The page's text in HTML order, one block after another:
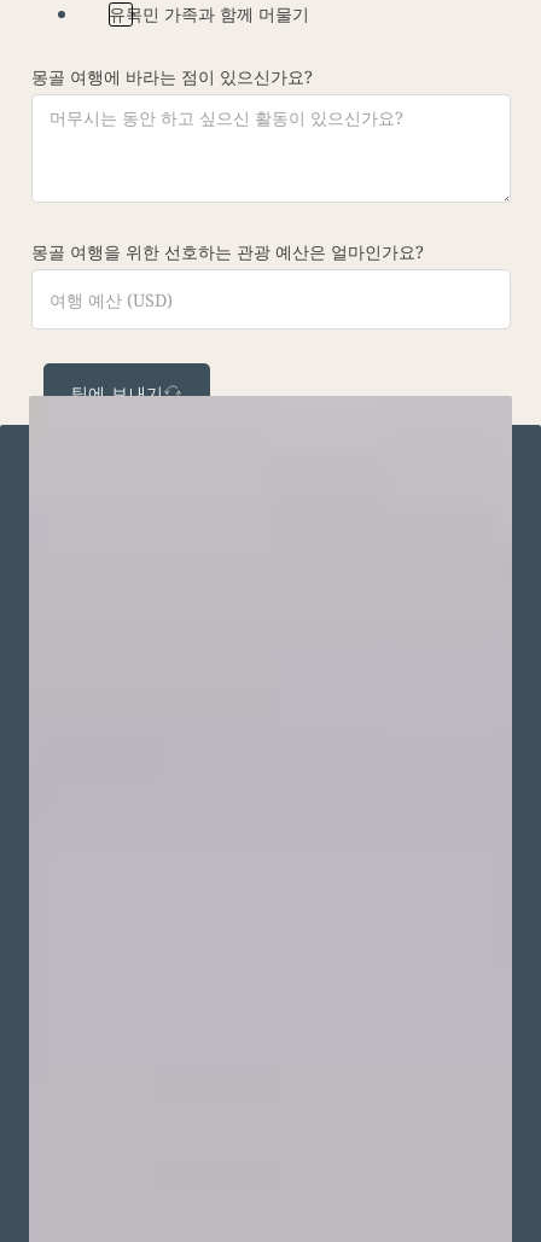
유목민 가족과 함께 머물기
몽골 여행에 바라는 점이 있으신가요?
몽골 여행을 위한 선호하는 관광 예산은 얼마인가요?
팀에 보내기